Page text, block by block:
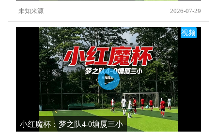
未知来源 2026-07-29
视频
小红魔杯：梦之队4-0塘厦三小